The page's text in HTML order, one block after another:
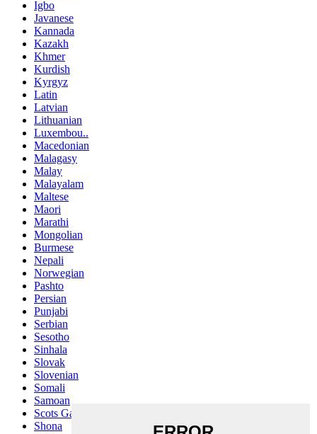
Igbo
Javanese
Kannada
Kazakh
Khmer
Kurdish
Kyrgyz
Latin
Latvian
Lithuanian
Luxembou..
Macedonian
Malagasy
Malay
Malayalam
Maltese
Maori
Marathi
Mongolian
Burmese
Nepali
Norwegian
Pashto
Persian
Punjabi
Serbian
Sesotho
Sinhala
Slovak
Slovenian
Somali
Samoan
Scots Gaelic
Shona